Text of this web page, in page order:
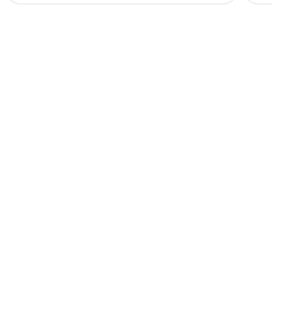
успех сделки зависит от правильного